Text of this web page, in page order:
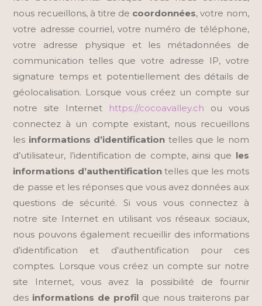
nous recueillons, à titre de coordonnées, votre nom,
votre adresse courriel, votre numéro de téléphone,
votre adresse physique et les métadonnées de
communication telles que votre adresse IP, votre
signature temps et potentiellement des détails de
géolocalisation. Lorsque vous créez un compte sur
notre site Internet
https://cocoavalley.ch ou vous
connectez à un compte existant, nous recueillons
les informations d’identification telles que le nom
d’utilisateur, l’identification de compte, ainsi que les
informations d’authentificationtelles que les mots
de passe et les réponses que vous avez données aux
questions de sécurité. Si vous vous connectez à
notre site Internet en utilisant vos réseaux sociaux,
nous pouvons également recueillir des informations
d’identification et d’authentification pour ces
comptes. Lorsque vous créez un compte sur notre
site Internet, vous avez la possibilité de fournir
des informations de profil que nous traiterons par